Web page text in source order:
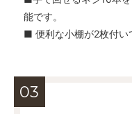
能です。
■ 便利な小棚が2枚付